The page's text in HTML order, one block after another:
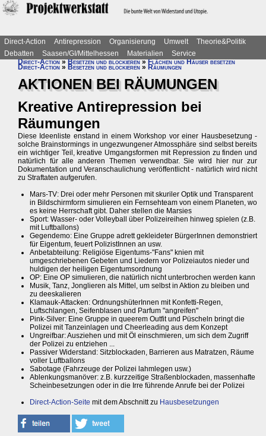
Direct-Action Antirepression Organisierung Umwelt
Theorie&Politik
Debatten
Saasen/GI/Mittelhessen Materialien
Service
Direct-Action»Besetzen und blockieren»Flächen und Häuser besetzen
Direct-Action » Besetzen und blockieren » Räumungen
AKTIONEN BEI RÄUMUNGEN
Kreative Antirepression bei
Räumungen
Diese Ideenliste enstand in einem Workshop vor einer Hausbesetzung -
solche Brainstormings in ungezwungener Atmossphäre sind selbst bereits
ein wichtiger Teil, kreative Umgangsformen mit Repression zu finden und
natürlich für alle anderen Themen verwendbar. Sie wird hier nur zur
Dokumentation und Veranschaulichung veröffentlicht - natürlich wird nicht
zu Straftaten aufgerufen.
Mars-TV: Drei oder mehr Personen mit skuriler Optik und Transparent
in Bildschirmform simulieren ein Fernsehteam von einem Planeten, wo
es keine Herrschaft gibt. Daher stellen die Marsies
Sport: Wasser- oder Volleyball über Polizeireihen hinweg spielen (z.B.
mit Luftballons)
Gegendemo: Eine Gruppe adrett gekleideter BürgerInnen demonstriert
für Eigentum, feuert PolizistInnen an usw.
Anbetabteilung: Religiöse Eigentums-"Fans" knien mit
umgeschriebenen Gebeten und Liedern vor Polizeiautos nieder und
huldigen der heiligen Eigentumsordnung
OP: Eine OP simulieren, die natürlich nicht unterbrochen werden kann
Musik, Tanz, Jonglieren als Mittel, um selbst in Aktion zu bleiben und
zu deeskalieren
Klamauk-Attacken: OrdnungshüterInnen mit Konfetti-Regen,
Luftschlangen, Seifenblasen und Parfum "angreifen"
Pink-Silver: Eine Gruppe in queerem Outfit und Püscheln bringt die
Polizei mit Tanzeinlagen und Cheerleading aus dem Konzept
Ungreifbar: Ausziehen und mit Öl einschmieren, um sich dem Zugriff
der Polizei zu entziehen ...
Passiver Widerstand: Sitzblockaden, Barrieren aus Matratzen, Räume
voller Luftballons
Sabotage (Fahrzeuge der Polizei lahmlegen usw.)
Ablenkungsmanöver: z.B. kurzzeitige Straßenblockaden, massenhafte
Scheinbesetzungen oder in die Irre führende Anrufe bei der Polizei
Direct-Action-Seite mit dem Abschnitt zu Hausbesetzungen